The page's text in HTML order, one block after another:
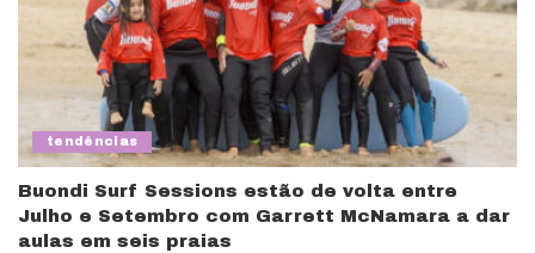
tendências
Buondi Surf Sessions estão de volta entre
Julho e Setembro com Garrett McNamara a dar
aulas em seis praias